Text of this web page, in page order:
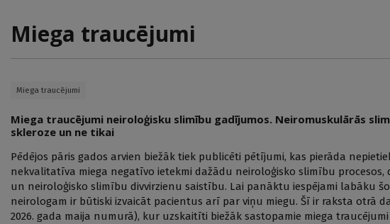
Miega traucējumi
Miega traucējumi
Miega traucējumi neiroloģisku slimību gadījumos. Neiromuskulārās
skleroze un ne tikai
Pēdējos pāris gados arvien biežāk tiek publicēti pētījumi, kas pierāda
nekvalitatīva miega negatīvo ietekmi dažādu neiroloģisko slimību procesos,
un neiroloģisko slimību divvirzienu saistību. Lai panāktu iespējami labāku
neirologam ir būtiski izvaicāt pacientus arī par viņu miegu. Šī ir raksta otrā
2026. gada maija numurā), kur uzskaitīti biežāk sastopamie miega